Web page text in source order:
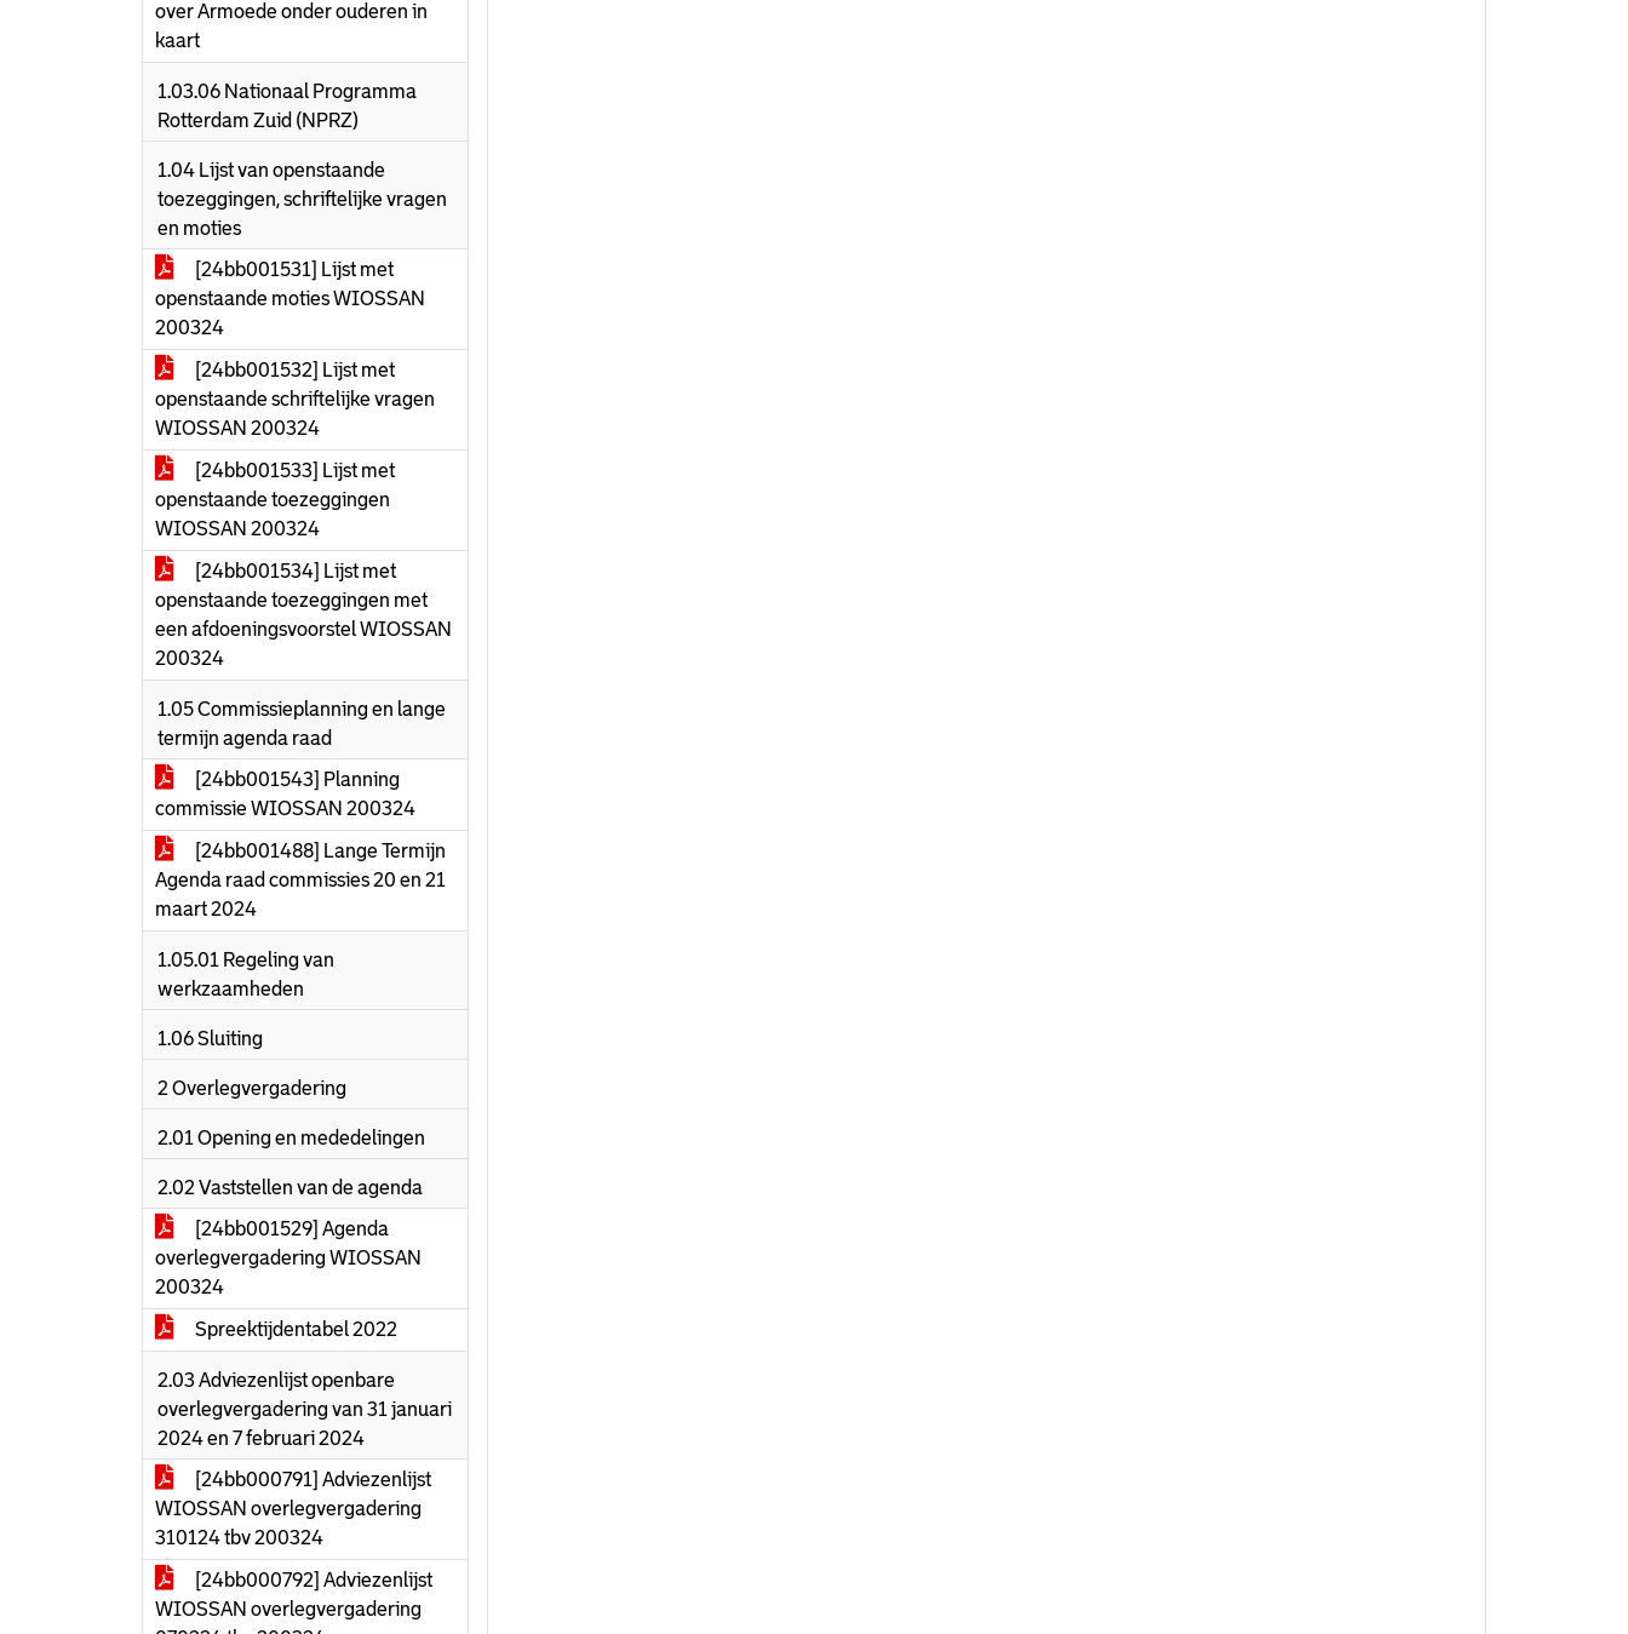
over Armoede onder ouderen in
kaart
1.03.06 Nationaal Programma
Rotterdam Zuid (NPRZ)
1.04 Lijst van openstaande
toezeggingen, schriftelijke vragen
en moties
[24bb001531] Lijst met
openstaande moties WIOSSAN
200324
[24bb001532] Lijst met
openstaande schriftelijke vragen
WIOSSAN 200324
[24bb001533] Lijst met
openstaande toezeggingen
WIOSSAN 200324
[24bb001534] Lijst met
openstaande toezeggingen met
een afdoeningsvoorstel WIOSSAN
200324
1.05 Commissieplanning en lange
termijn agenda raad
[24bb001543] Planning
commissie WIOSSAN 200324
[24bb001488] Lange Termijn
Agenda raad commissies 20 en 21
maart 2024
1.05.01 Regeling van
werkzaamheden
1.06 Sluiting
2 Overlegvergadering
2.01 Opening en mededelingen
2.02 Vaststellen van de agenda
[24bb001529] Agenda
overlegvergadering WIOSSAN
200324
Spreektijdentabel 2022
2.03 Adviezenlijst openbare
overlegvergadering van 31 januari
2024 en 7 februari 2024
[24bb000791] Adviezenlijst
WIOSSAN overlegvergadering
310124 tbv 200324
[24bb000792] Adviezenlijst
WIOSSAN overlegvergadering